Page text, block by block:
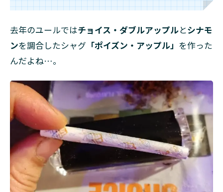
去年のユールではチョイス・ダブルアップルとシナモ
ンを調合したシャグ 「ポイズン・アップル」 を作った
んだよね…。